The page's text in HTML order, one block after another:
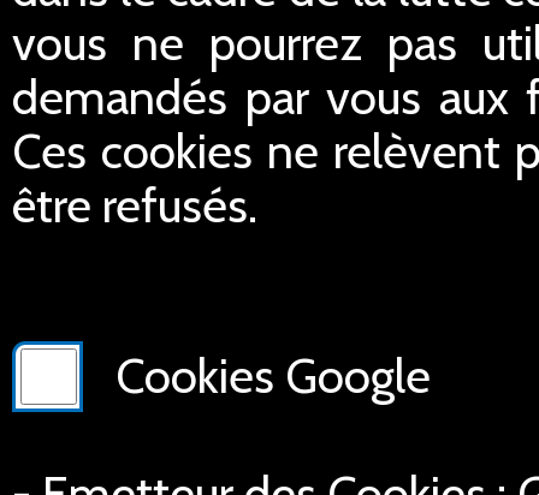
vous ne pourrez pas
demandés par vous aux
Ces cookies ne relèvent
être refusés.
Cookies Google